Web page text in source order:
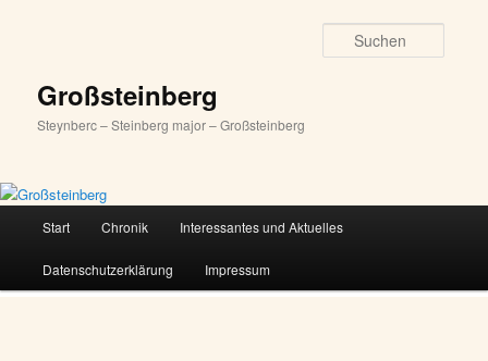
Großsteinberg
Steynberc – Steinberg major – Großsteinberg
Start Chronik Interessantes und Aktuelles
Datenschutzerklärung Impressum